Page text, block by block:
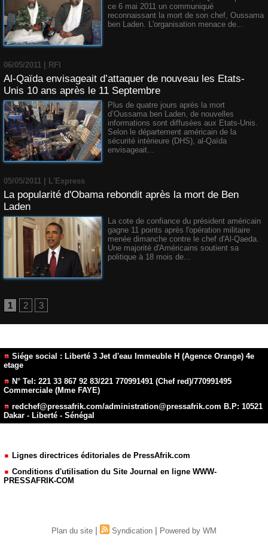
ce 6 mai 2011 un communiqué
reconnaissant la mort de son chef, Oussama
ben Laden. L'organisation menace de...
06/05/2011 | RFI
Al-Qaïda envisageait d’attaquer de nouveau les Etats-
Unis 10 ans après le 11 Septembre
Plus de quatre jours après la mort
d’Oussama ben Laden, de nouvelles
informations sont diffusées aux Etats-Unis.
Selon le département américain de la
sécurité intérieure (DHS), al-Qaïda
envisageait...
05/05/2011 | L'Express
La popularité d'Obama rebondit après la mort de Ben
Laden
La cote de confiance du président américain
gagne 11 points après l'opération militaire
menée dimanche contre le chef d'Al-Qaeda.
Une majorité d'Américains soutient sa
politique à 18 mois de...
1 2 3
Siége social : Liberté 3 Jet d'eau Immeuble H (Agence Orange) 4e
etage
N° Tel: 221 33 867 92 83/221 770991491 (Chef red)/770991495
Commerciale (Mme FAYE)
redchef@pressafrik.com/administration@pressafrik.com B.P: 10521
Dakar - Liberté - Sénégal
Lignes directrices éditoriales de PressAfrik.com
Conditions d'utilisation du Site Journal en ligne WWW-
PRESSAFRIK-COM
Plan du site | Syndication | Powered by WM